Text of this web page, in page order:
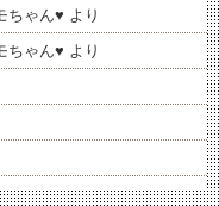
ちゃん♥️ より
ちゃん♥️ より